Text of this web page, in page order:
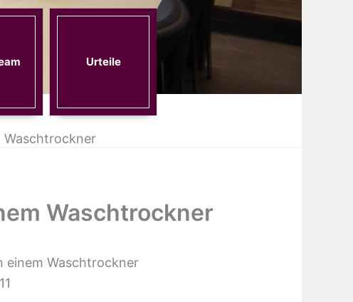
Urteile
Waschtrockner
Waschtrockner
einem Waschtrockner